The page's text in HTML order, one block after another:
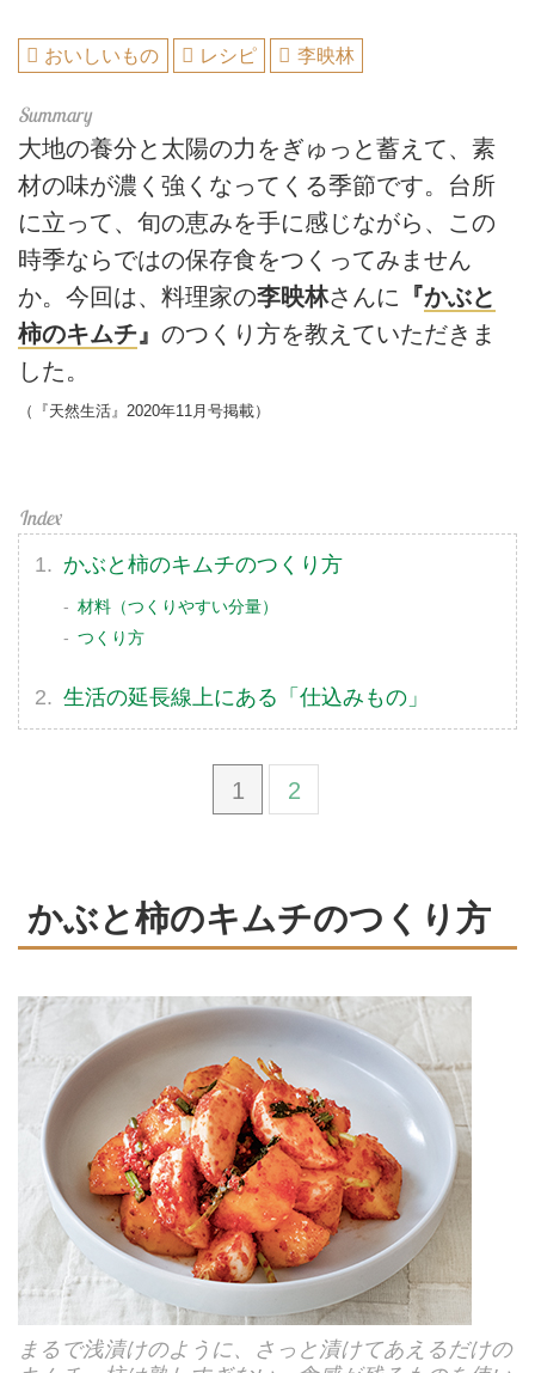
おいしいもの レシピ 李映林
大地の養分と太陽の力をぎゅっと蓄えて、素
材の味が濃く強くなってくる季節です。台所
に立って、旬の恵みを手に感じながら、この
時季ならではの保存食をつくってみません
か。今回は、料理家の李映林さんに 『かぶと
柿のキムチ』 のつくり方を教えていただきま
した。
（『天然生活』2020年11月号掲載）
かぶと柿のキムチのつくり方
材料（つくりやすい分量）
つくり方
生活の延長線上にある「仕込みもの」
1 2
かぶと柿のキムチのつくり方
まるで浅漬けのように、さっと漬けてあえるだけの